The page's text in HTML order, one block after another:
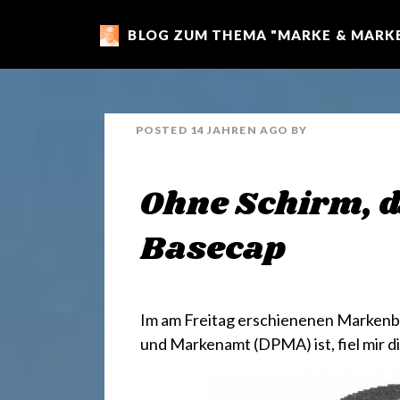
m
a
BLOG ZUM THEMA "MARKE &
POSTED 14 JAHREN AGO BY
Ohne Schirm,
Basecap
Im am Freitag erschienenen
und Markenamt (DPMA) ist, fiel mir